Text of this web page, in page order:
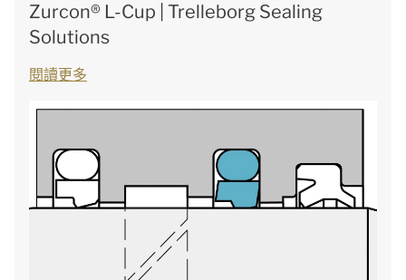
Zurcon® L-Cup | Trelleborg Sealing
Solutions
閱讀更多